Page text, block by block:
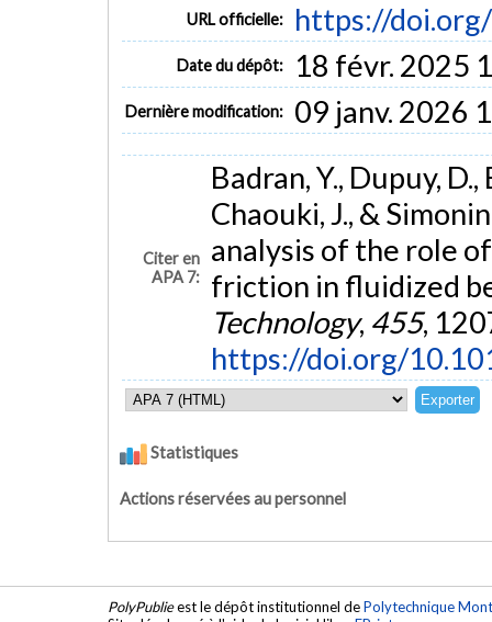
URL officielle: https://
Date du dépôt: 18 févr. 2025
Dernière modification: 09 janv. 2026
Citer en
APA 7:
Badran, Y., Dupuy,
Chaouki, J., &
analysis of the role
friction in fluidized
Technology, 455,
https://doi.org/
Statistiques
Actions réservées au personnel
PolyPublieest le dépôt institutionnel dePolytechnique